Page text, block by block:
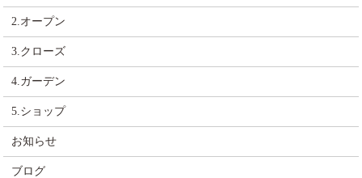
2.オープン
3.クローズ
4.ガーデン
5.ショップ
お知らせ
ブログ